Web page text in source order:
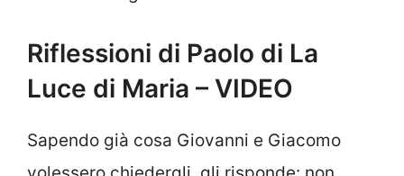
Riflessioni di Paolo di La
Luce di Maria – VIDEO
Sapendo già cosa Giovanni e Giacomo